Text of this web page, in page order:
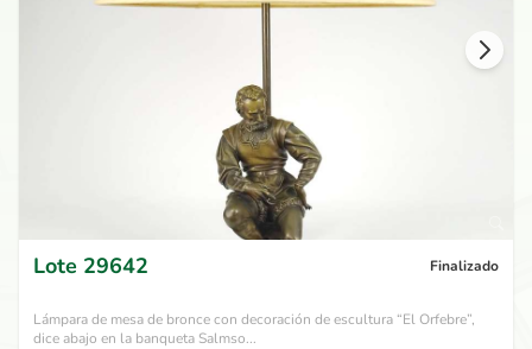
Lote 29642 Finalizado
Lámpara de mesa de bronce con decoración de escultura “El Orfebre”,
dice abajo en la banqueta Salmso...